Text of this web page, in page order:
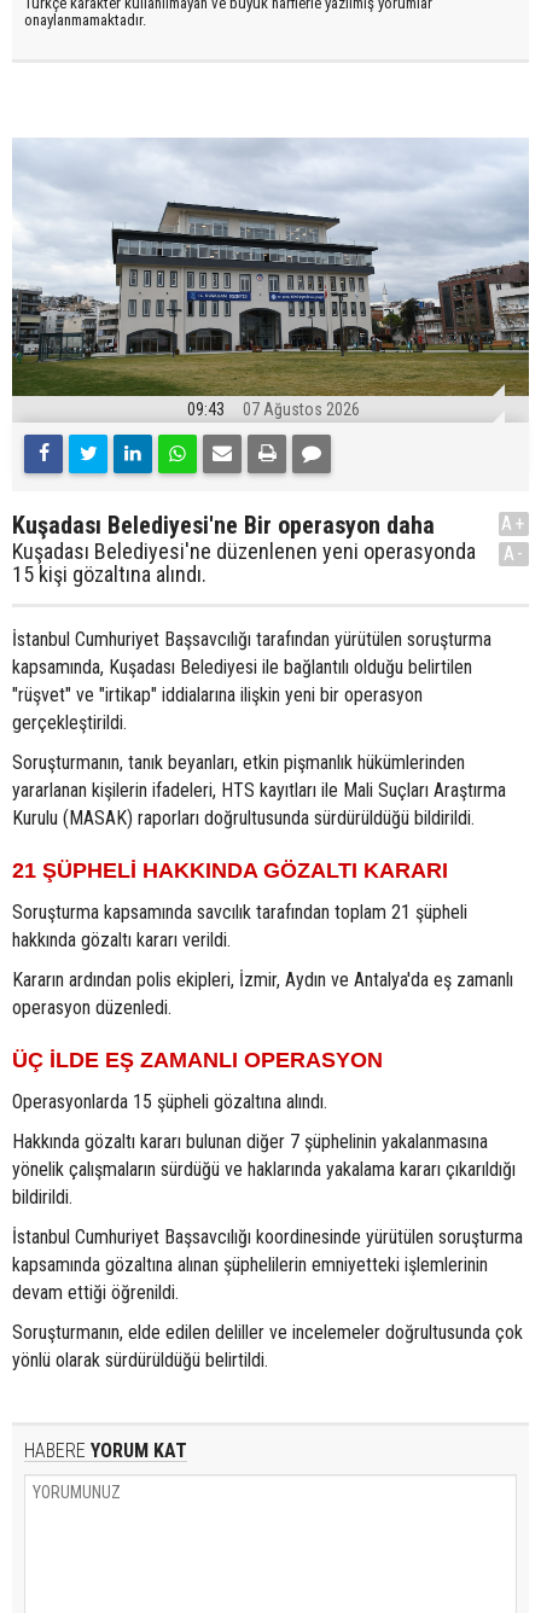
onaylanmamaktadır.
09:43 07 Ağustos 2026
Kuşadası Belediyesi'ne Bir operasyon daha
Kuşadası Belediyesi'ne düzenlenen yeni operasyonda
15 kişi gözaltına alındı.
A+
A-
İstanbul Cumhuriyet Başsavcılığı tarafından yürütülen soruşturma
kapsamında, Kuşadası Belediyesi ile bağlantılı olduğu belirtilen
"rüşvet" ve "irtikap" iddialarına ilişkin yeni bir operasyon
gerçekleştirildi.
Soruşturmanın, tanık beyanları, etkin pişmanlık hükümlerinden
yararlanan kişilerin ifadeleri, HTS kayıtları ile Mali Suçları Araştırma
Kurulu (MASAK) raporları doğrultusunda sürdürüldüğü bildirildi.
21 ŞÜPHELİ HAKKINDA GÖZALTI KARARI
Soruşturma kapsamında savcılık tarafından toplam 21 şüpheli
hakkında gözaltı kararı verildi.
Kararın ardından polis ekipleri, İzmir, Aydın ve Antalya'da eş zamanlı
operasyon düzenledi.
ÜÇ İLDE EŞ ZAMANLI OPERASYON
Operasyonlarda 15 şüpheli gözaltına alındı.
Hakkında gözaltı kararı bulunan diğer 7 şüphelinin yakalanmasına
yönelik çalışmaların sürdüğü ve haklarında yakalama kararı çıkarıldığı
bildirildi.
İstanbul Cumhuriyet Başsavcılığı koordinesinde yürütülen soruşturma
kapsamında gözaltına alınan şüphelilerin emniyetteki işlemlerinin
devam ettiği öğrenildi.
Soruşturmanın, elde edilen deliller ve incelemeler doğrultusunda çok
yönlü olarak sürdürüldüğü belirtildi.
HABERE YORUM KAT